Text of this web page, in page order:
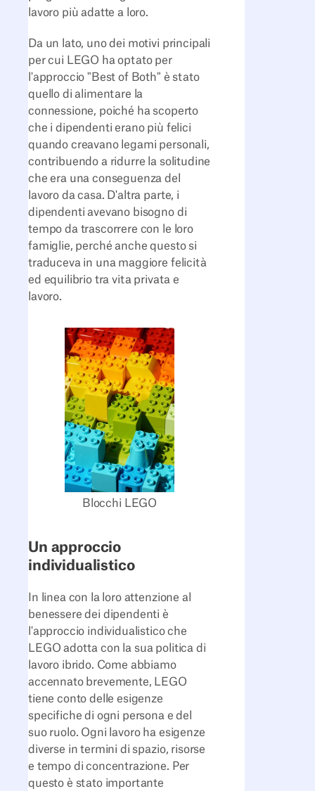
lavoro più adatte a loro.
Da un lato, uno dei motivi principali
per cui LEGO ha optato per
l'approccio "Best of Both" è stato
quello di alimentare la
connessione, poiché ha scoperto
che i dipendenti erano più felici
quando creavano legami personali,
contribuendo a ridurre la solitudine
che era una conseguenza del
lavoro da casa. D'altra parte, i
dipendenti avevano bisogno di
tempo da trascorrere con le loro
famiglie, perché anche questo si
traduceva in una maggiore felicità
ed equilibrio tra vita privata e
lavoro.
Blocchi LEGO
Un approccio
individualistico
In linea con la loro attenzione al
benessere dei dipendenti è
l'approccio individualistico che
LEGO adotta con la sua politica di
lavoro ibrido. Come abbiamo
accennato brevemente, LEGO
tiene conto delle esigenze
specifiche di ogni persona e del
suo ruolo. Ogni lavoro ha esigenze
diverse in termini di spazio, risorse
e tempo di concentrazione. Per
questo è stato importante